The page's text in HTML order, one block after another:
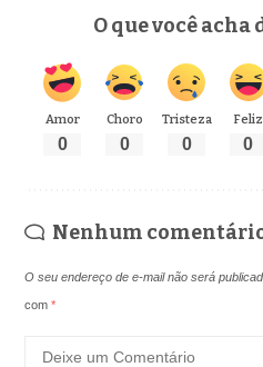
O que você
Amor
0
Choro
0
Tristeza
0
Feliz
0
Nenhum
O seu endereço de e-mail não será
com*